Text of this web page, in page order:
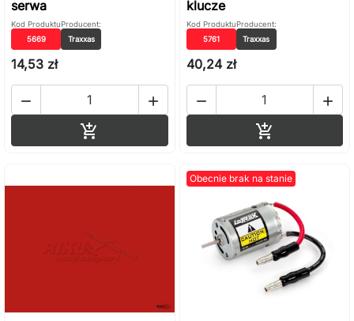
serwa
Kod Produktu
5669
Producent:
Traxxas
14,53 zł
 

klucze
Kod Produktu
5761
Producent:
Traxxas
40,24 zł
 

Obecnie brak na stanie